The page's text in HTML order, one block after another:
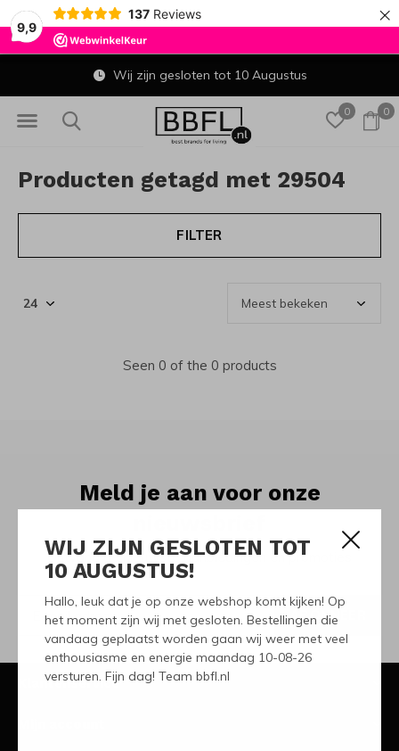
9,9
137 Reviews ×
WIJ ZIJN GESLOTEN TOT
10 AUGUSTUS!
Hallo, leuk dat je op onze webshop komt kijken! Op
het moment zijn wij met gesloten. Bestellingen die
vandaag geplaatst worden gaan wij weer met veel
enthousiasme en energie maandag 10-08-26
versturen. Fijn dag! Team bbfl.nl
0 0
Wij zijn gesloten tot 10 Augustus
Producten getagd met 29504
FILTER
Seen 0 of the 0 products
Meld je aan voor onze
Ontvang de nieuwste aanbiedingen en promoties
ABONNEER
Klantenservice